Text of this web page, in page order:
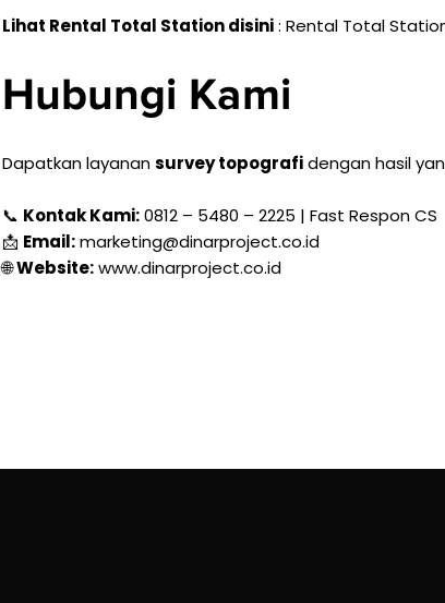
Lihat Rental Total Station disini: Rental Total
Hubungi Kami
Dapatkan layanansurvey topografidengan hasil
📞 Kontak Kami:0812 – 5480 – 2225 | Fast Respon CS
📩 Email:marketing@dinarproject.co.id
🌐Website:www.dinarproject.co.id